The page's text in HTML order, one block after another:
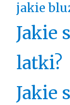
jakie
Jakie
latki?
Jakie